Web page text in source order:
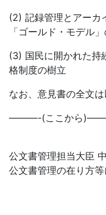
(2) 記録管理とアーカ
「ゴールド・モデル
(3) 国民に開かれた持
格制度の樹立
なお、意見書の全文は
———-(ここから
公文書管理担当大臣
公文書管理の在り方